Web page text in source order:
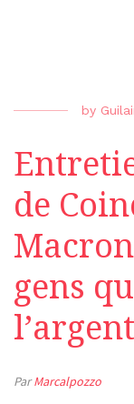
by
de
gens
ParMarcalpozzo